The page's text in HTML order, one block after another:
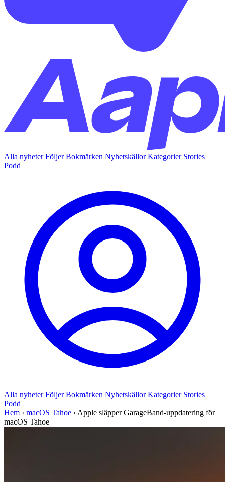
Alla nyheterFöljerBokmärken NyhetskällorKategorier Stories
Podd
Alla nyheterFöljerBokmärken NyhetskällorKategorier Stories
Podd
Hem › macOS Tahoe › Apple släpper GarageBand-uppdatering för
macOS Tahoe